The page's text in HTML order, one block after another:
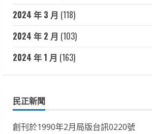
2024 年 3 月 (118)
2024 年 2 月 (103)
2024 年 1 月 (163)
民正新聞
創刊於1990年2月局版台訊0220號